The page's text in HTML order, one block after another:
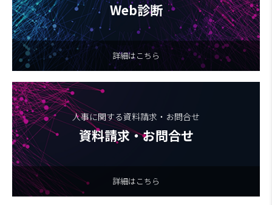
Web診断
詳細はこちら
人事に関する資料請求・お問合せ
資料請求・お問合せ
詳細はこちら